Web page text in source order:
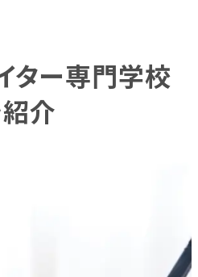
ター専門学校
介